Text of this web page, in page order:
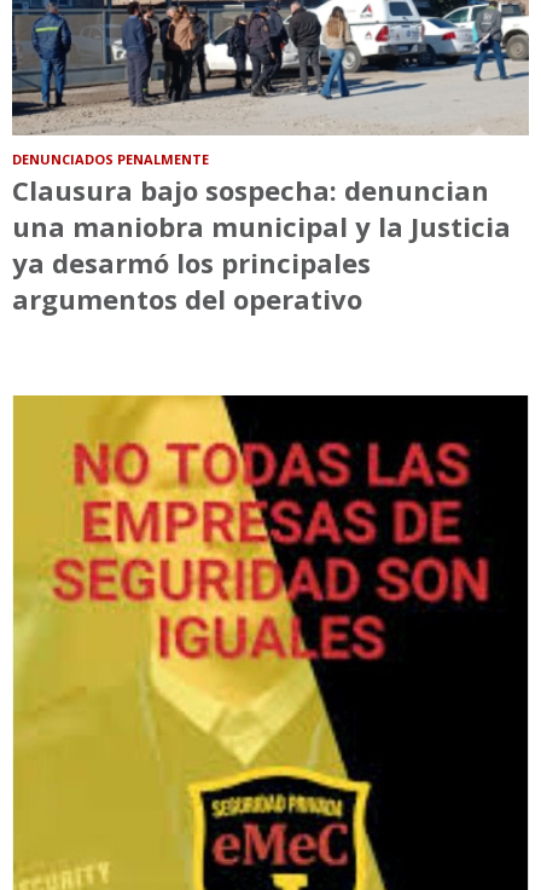
DENUNCIADOS PENALMENTE
Clausura bajo sospecha: denuncian
una maniobra municipal y la Justicia
ya desarmó los principales
argumentos del operativo